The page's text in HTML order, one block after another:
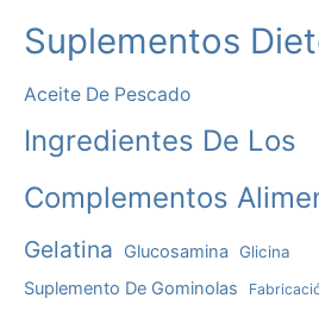
Suplementos
Aceite De Pescado
Ingredientes De Los
Complementos
Gelatina Glucosamina Glicina
Suplemento De Gominolas